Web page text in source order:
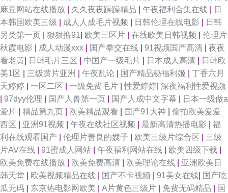
麻豆网站在线播放
久久夜夜躁躁精品 午夜福利合集在线
日
本韩国欧美三级
成人人成毛片视频 日韩伦理在线电影
日韩
另类第一页
狠狠撸91 欧美三区片 在线欧美日韩视频
伦理片
秋霞电影
成人动漫xxx 国产拳交在线 91视频国产高清
夜夜
看老黄
日韩毛片三区 中国产一级毛片 日本成人高清
日韩欧
美1区
三级黄片亚洲 午夜乱论 国产精品秘福利姬
丁香六月
天婷婷
一区二区 一级免费毛片 |性爱婷婷 深夜福利性爱视频
97dyy伦理 国产人兽第一页 国产人成中文字幕
日本一级做a
爱片
精品第九页 欧美精品观看 国产91大神
偷拍欧美爱爱
西区
亚洲91视频 午夜在线社区视频 最新高清热播电影
福
利在线观看国产
伦理片善良的嫂子 欧美三级片综合区
三级
片AV在线
91蜜成人网站 午夜福利网站在线 欧美四级下载
欧美免费在线播放
欧美免费高清 欧美理论在线
亚洲欧美日
韩天堂
欧美视频精品在线 国产不卡视频 91美女在线 国产吃
瓜无码
东京热电影网欧美 A片黄色三级片 免费无码精品
国